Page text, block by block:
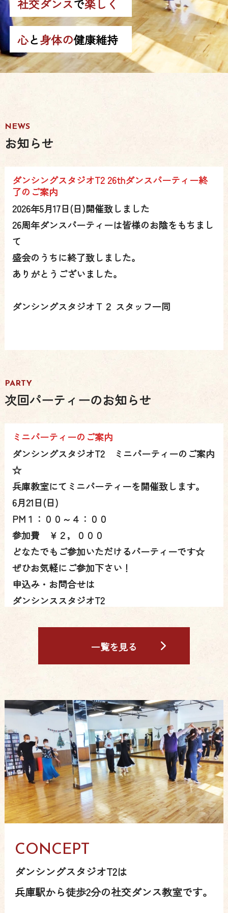
社交ダンスで楽しく
心と身体の健康維持
NEWS
お知らせ
ダンシングスタジオT2 26thダンスパーティー終
了のご案内
2026年5月17日(日)開催致しました
26周年ダンスパーティーは皆様のお陰をもちまし
て
盛会のうちに終了致しました。
ありがとうございました。
ダンシングスタジオＴ２ スタッフ一同
PARTY
次回パーティーのお知らせ
ミニパーティーのご案内
ダンシングスタジオT2 ミニパーティーのご案内
☆
兵庫教室にてミニパーティーを開催致します。
6月21日(日)
PM１：００～４：００
参加費 ￥２，０００
どなたでもご参加いただけるパーティーです☆
ぜひお気軽にご参加下さい！
申込み・お問合せは
ダンシンススタジオT2
一覧を見る
CONCEPT
ダンシングスタジオT2は
兵庫駅から徒歩2分の社交ダンス教室です。